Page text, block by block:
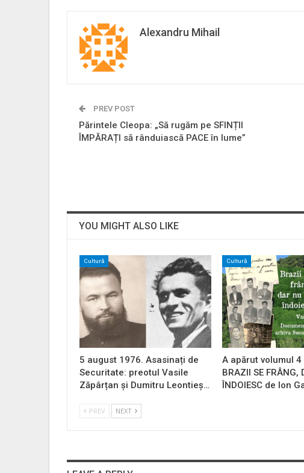
Alexandru Mihail
PREV POST
Părintele Cleopa: „Să rugăm pe SFINȚII
ÎMPĂRAȚI să rânduiască PACE în lume”
YOU MIGHT ALSO LIKE
Cultură
5 august 1976. Asasinați de
Securitate: preotul Vasile
Zăpârțan și Dumitru Leontieș…
Cultură
A apărut volumul
BRAZII SE FRÂNG,
ÎNDOIESC de Ion
PREV NEXT